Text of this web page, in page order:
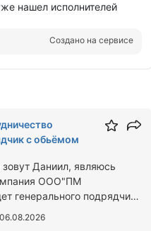
нашел исполнителей
Создано на сервисе
с обьёмом
Даниил, являюсь
ООО"ПМ
генерального подрядчика